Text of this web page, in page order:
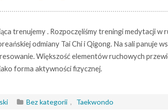
trenujemy . Rozpoczęliśmy treningi medytacji w
odmiany Tai Chi i Qigong. Na sali panuje
Większość elementów ruchowych
forma aktywności fizycznej.
Bez kategorii , Taekwondo